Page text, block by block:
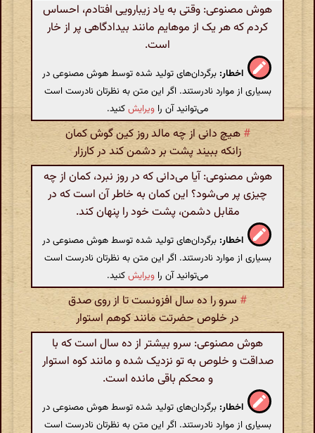
هوش مصنوعی: وقتی به یاد زیبارویی افتادم، احساس
کردم که هر یک از موهایم مانند بیدادگاهی پر از خار
است.
اخطار: برگردان‌های تولید شده توسط هوش مصنوعی در
بسیاری از موارد نادرستند. اگر این متن به نظرتان نادرست است
می‌توانید آن را ویرایشکنید.
# هیچ دانی از چه مالد روز کین گوش کمان
زانکه ببیند پشت بر دشمن‌ کند در کارزار
هوش مصنوعی: آیا می‌دانی که در روز نبرد، کمان از چه
چیزی پر می‌شود؟ این کمان به خاطر آن است که در
مقابل دشمن، پشت خود را پنهان کند.
اخطار: برگردان‌های تولید شده توسط هوش مصنوعی در
بسیاری از موارد نادرستند. اگر این متن به نظرتان نادرست است
می‌توانید آن را ویرایشکنید.
# سرو را ده سال افزونست تا از روی صدق
در خلوص حضرتت مانند کوهم استوار
هوش مصنوعی: سرو بیشتر از ده سال است که با
صداقت و خلوص به تو نزدیک شده و مانند کوه استوار
و محکم باقی مانده است.
اخطار: برگردان‌های تولید شده توسط هوش مصنوعی در
بسیاری از موارد نادرستند. اگر این متن به نظرتان نادرست است